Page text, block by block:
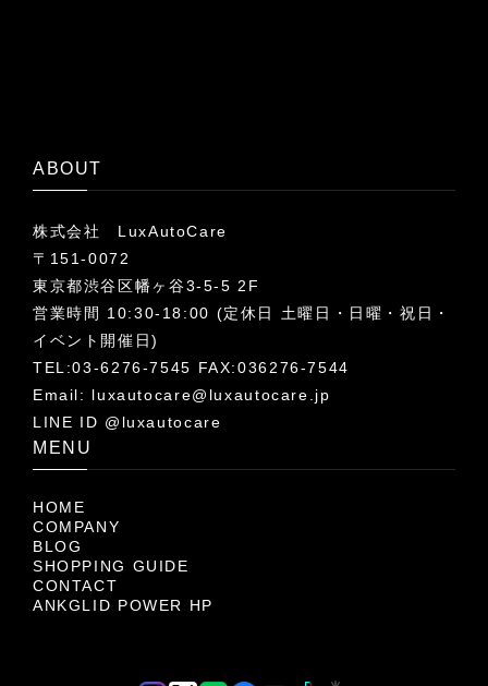
ABOUT
株式会社 LuxAutoCare
〒151-0072
東京都渋谷区幡ヶ谷3-5-5 2F
営業時間 10:30-18:00 (定休日 土曜日・日曜・祝日・
イベント開催日)
TEL:03-6276-7545 FAX:036276-7544
Email: luxautocare@luxautocare.jp
LINE ID @luxautocare
MENU
HOME
COMPANY
BLOG
SHOPPING GUIDE
CONTACT
ANKGLID POWER HP